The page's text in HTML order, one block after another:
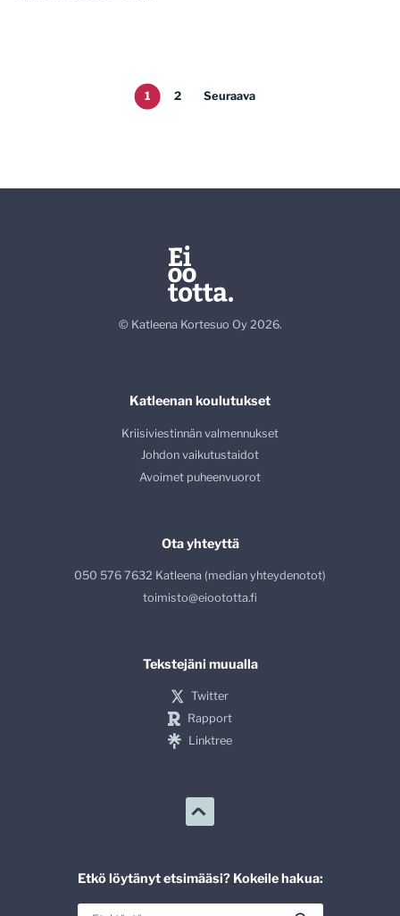
1 2 Seuraava
© Katleena Kortesuo Oy 2026.
Katleenan koulutukset
Kriisiviestinnän valmennukset
Johdon vaikutustaidot
Avoimet puheenvuorot
Ota yhteyttä
050 576 7632 Katleena (median yhteydenotot)
toimisto@eioototta.fi
Tekstejäni muualla
Twitter
Rapport
Linktree
Etkö löytänyt etsimääsi? Kokeile hakua: